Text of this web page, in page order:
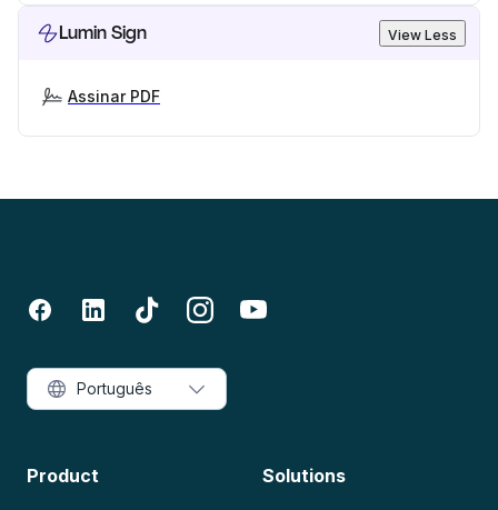
Lumin Sign View Less
Assinar PDF
Product Solutions
Português